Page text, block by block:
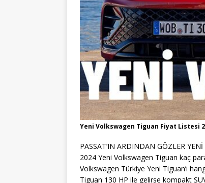
Yeni Volkswagen Tiguan Fiyat Listesi
PASSAT’IN ARDINDAN GÖZLER
2024 Yeni Volkswagen Tiguan kaç
Volkswagen Türkiye Yeni Tiguan’ı
Tiguan 130 HP ile gelirse kompakt